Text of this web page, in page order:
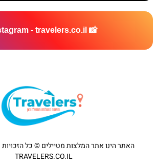
📸 Instagram - travelers.co.il
האתר הינו אתר המלצות מטיילים © כל
TRAVELERS.CO.IL